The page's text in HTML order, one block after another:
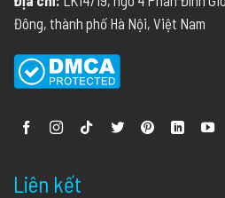
Đông, thành phố Hà Nội, Việt Nam
Liên kết